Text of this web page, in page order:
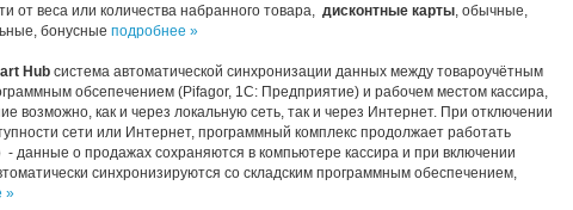
от веса или количества набранного товара, дисконтные карты, обычные,
бонусные подробнее »
Hub система автоматической синхронизации данных между товароучётным
обсепечением (Pifagor, 1С: Предприятие) и рабочем местом кассира,
возможно, как и через локальную сеть, так и через Интернет. При отключении
сети или Интернет, программный комплекс продолжает работать
- данные о продажах сохраняются в компьютере кассира и при включении
синхронизируются со складским программным обеспечением,
»